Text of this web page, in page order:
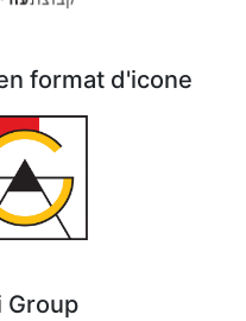
format d'icone
Group